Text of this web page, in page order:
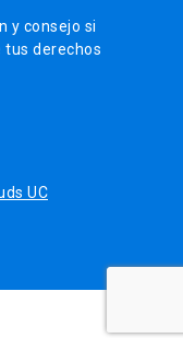
y consejo si
tus derechos
UC